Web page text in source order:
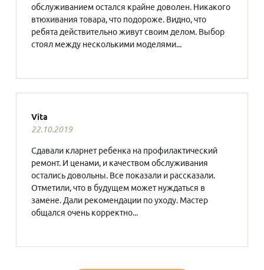
обслуживанием остался крайне доволен. Никакого
втюхивания товара, что подороже. Видно, что
ребята действительно живут своим делом. Выбор
стоял между несколькими моделями...
Vita
22.10.2019
Сдавали кларнет ребенка на профилактический
ремонт. И ценами, и качеством обслуживания
остались довольны. Все показали и рассказали.
Отметили, что в будущем может нуждаться в
замене. Дали рекомендации по уходу. Мастер
общался очень корректно...